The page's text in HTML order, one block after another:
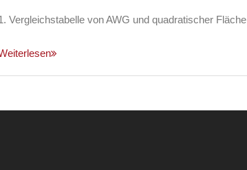
Vergleichstabelle von AWG und quadratischer Fläche